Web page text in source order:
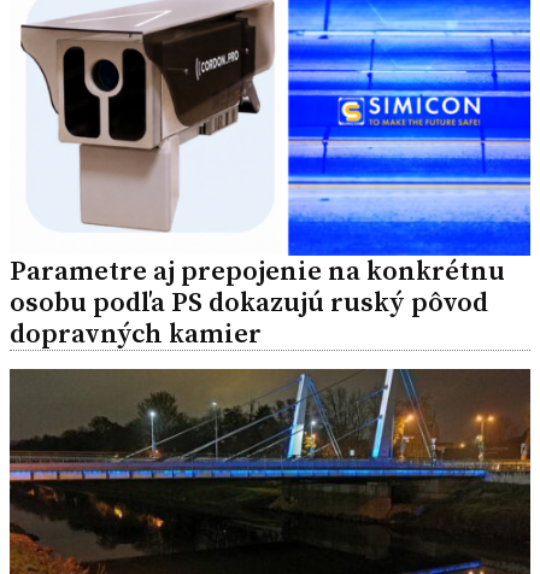
Parametre aj prepojenie na konkrétnu
osobu podľa PS dokazujú ruský pôvod
dopravných kamier